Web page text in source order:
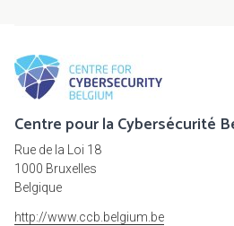
Centre pour la Cybersécurité
Rue de la Loi 18
1000 Bruxelles
Belgique
http://www.ccb.belgium.be